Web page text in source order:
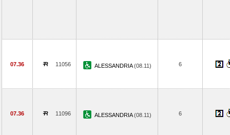
07.36 11056 ALESSANDRIA(08.11) 6
07.36 11096 ALESSANDRIA(08.11) 6